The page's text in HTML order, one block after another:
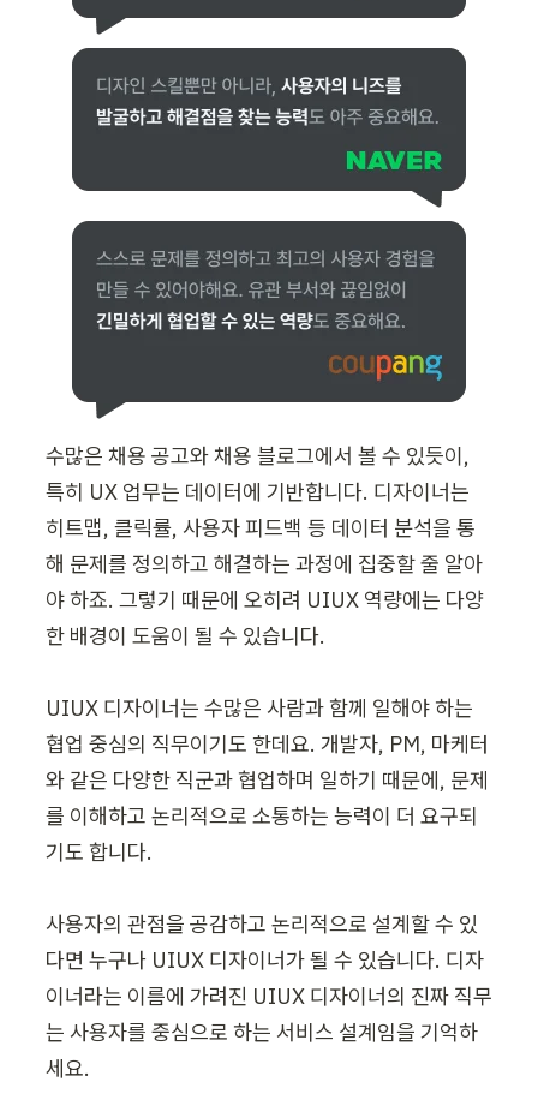
수많은 채용 공고와 채용 블로그에서 볼 수 있듯이,
특히 UX 업무는 데이터에 기반합니다. 디자이너는
히트맵, 클릭률, 사용자 피드백 등 데이터 분석을 통
해 문제를 정의하고 해결하는 과정에 집중할 줄 알아
야 하죠. 그렇기 때문에 오히려 UIUX 역량에는 다양
한 배경이 도움이 될 수 있습니다.
UIUX 디자이너는 수많은 사람과 함께 일해야 하는
협업 중심의 직무이기도 한데요. 개발자, PM, 마케터
와 같은 다양한 직군과 협업하며 일하기 때문에, 문제
를 이해하고 논리적으로 소통하는 능력이 더 요구되
기도 합니다.
사용자의 관점을 공감하고 논리적으로 설계할 수 있
다면 누구나 UIUX 디자이너가 될 수 있습니다. 디자
이너라는 이름에 가려진 UIUX 디자이너의 진짜 직무
는 사용자를 중심으로 하는 서비스 설계임을 기억하
세요.